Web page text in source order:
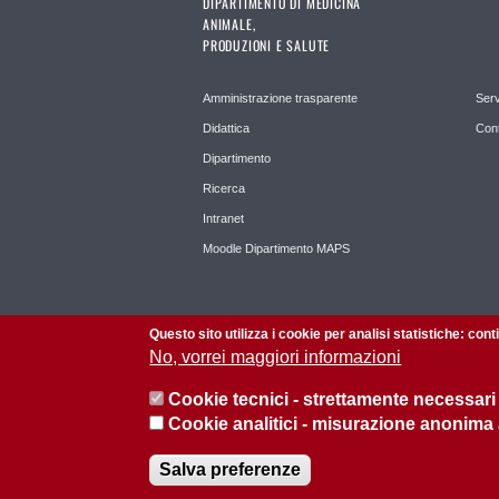
ANIMALE,
PRODUZIONI E SALUTE
Amministrazione trasparente
Didattica
Dipartimento
Ricerca
Intranet
Moodle Dipartimento MAPS
P.I. 00742430283 C.F. 80006480281
Questo sito utilizza i cookie per analisi statistiche:
No, vorrei maggiori informazioni
Cookie tecnici - strettamente necessari
Cookie analitici - misurazione anonima
Salva preferenze